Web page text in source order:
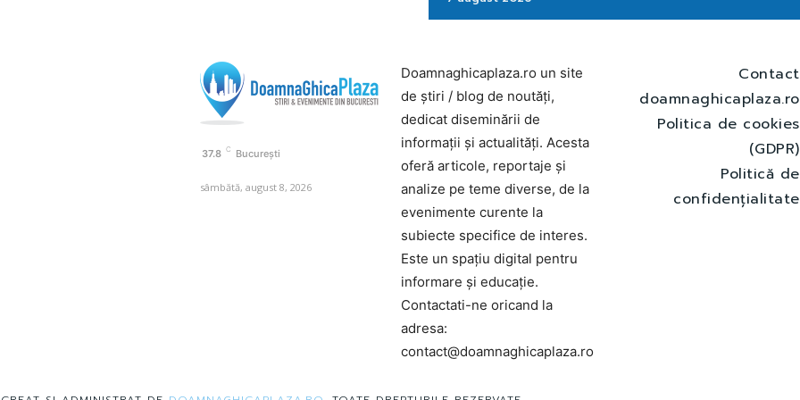
37.8 C București
sâmbătă, august 8, 2026
Doamnaghicaplaza.ro un site
de știri / blog de noutăți,
dedicat diseminării de
informații și actualități. Acesta
oferă articole, reportaje și
analize pe teme diverse, de la
evenimente curente la
subiecte specifice de interes.
Este un spațiu digital pentru
informare și educație.
Contactati-ne oricand la
adresa:
contact@doamnaghicaplaza.ro
Contact
doamnaghicaplaza.ro
Politica de cookies
(GDPR)
Politică de
confidențialitate